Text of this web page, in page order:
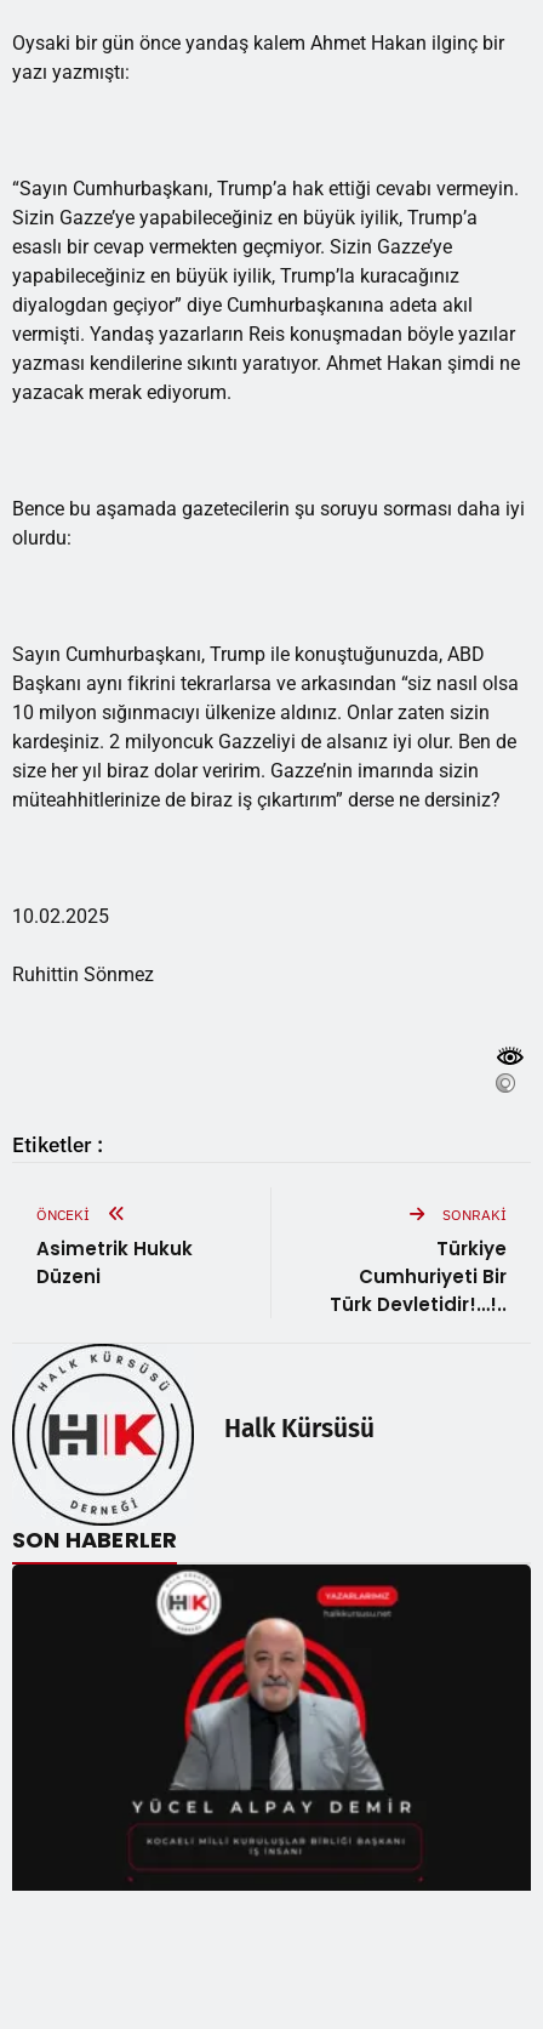
Oysaki bir gün önce yandaş kalem Ahmet Hakan ilginç bir
yazı yazmıştı:
“Sayın Cumhurbaşkanı, Trump’a hak ettiği cevabı vermeyin.
Sizin Gazze’ye yapabileceğiniz en büyük iyilik, Trump’a
esaslı bir cevap vermekten geçmiyor. Sizin Gazze’ye
yapabileceğiniz en büyük iyilik, Trump’la kuracağınız
diyalogdan geçiyor” diye Cumhurbaşkanına adeta akıl
vermişti. Yandaş yazarların Reis konuşmadan böyle yazılar
yazması kendilerine sıkıntı yaratıyor. Ahmet Hakan şimdi ne
yazacak merak ediyorum.
Bence bu aşamada gazetecilerin şu soruyu sorması daha iyi
olurdu:
Sayın Cumhurbaşkanı, Trump ile konuştuğunuzda, ABD
Başkanı aynı fikrini tekrarlarsa ve arkasından “siz nasıl olsa
10 milyon sığınmacıyı ülkenize aldınız. Onlar zaten sizin
kardeşiniz. 2 milyoncuk Gazzeliyi de alsanız iyi olur. Ben de
size her yıl biraz dolar veririm. Gazze’nin imarında sizin
müteahhitlerinize de biraz iş çıkartırım” derse ne dersiniz?
10.02.2025
Ruhittin Sönmez
Etiketler :
ÖNCEKI
Asimetrik Hukuk
Düzeni
SONRAKI
Türkiye
Cumhuriyeti Bir
Türk Devletidir!…!..
Halk Kürsüsü
SON HABERLER